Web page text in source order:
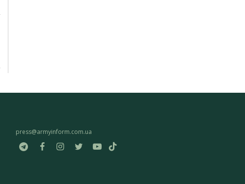
press@armyinform.com.ua